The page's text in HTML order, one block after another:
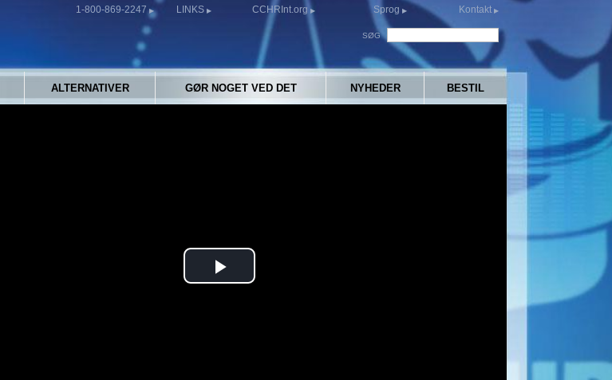
1-800-869-2247 LINKS CCHRInt.org Sprog Kontakt
SØG
ALTERNATIVER GØR NOGET VED DET NYHEDER BESTIL
Play